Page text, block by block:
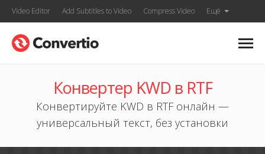
Video Editor Add Subtitles to Video Compress Video Ещё
Конвертер KWD в RTF
Конвертируйте KWD в RTF онлайн —
универсальный текст, без установки